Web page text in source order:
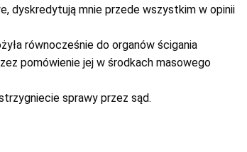
dyskredytują mnie przede wszystkim w opinii
równocześnie do organów ścigania
pomówienie jej w środkach masowego
sprawy przez sąd.